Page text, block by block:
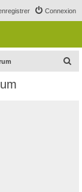
Connexion